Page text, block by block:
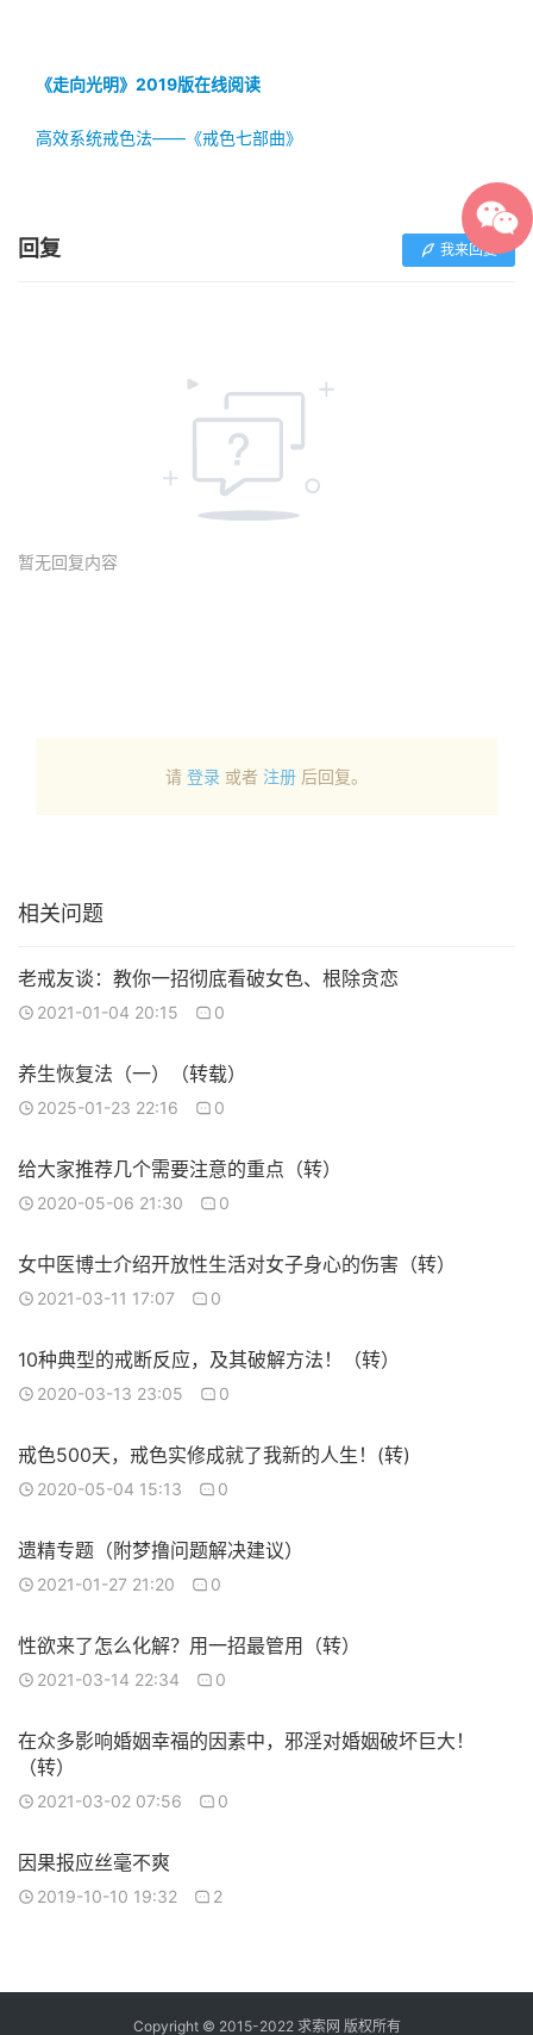
《走向光明》2019版在线阅读
高效系统戒色法——《戒色七部曲》
回复 我来回复
暂无回复内容
请 登录 或者 注册 后回复。
相关问题
老戒友谈：教你一招彻底看破女色、根除贪恋
2021-01-04 20:15 0
养生恢复法（一）（转载）
2025-01-23 22:16 0
给大家推荐几个需要注意的重点（转）
2020-05-06 21:30 0
女中医博士介绍开放性生活对女子身心的伤害（转）
2021-03-11 17:07 0
10种典型的戒断反应，及其破解方法！（转）
2020-03-13 23:05 0
戒色500天，戒色实修成就了我新的人生！(转)
2020-05-04 15:13 0
遗精专题（附梦撸问题解决建议）
2021-01-27 21:20 0
性欲来了怎么化解？用一招最管用（转）
2021-03-14 22:34 0
在众多影响婚姻幸福的因素中，邪淫对婚姻破坏巨大！
（转）
2021-03-02 07:56 0
因果报应丝毫不爽
2019-10-10 19:32 2
Copyright © 2015-2022 求索网 版权所有